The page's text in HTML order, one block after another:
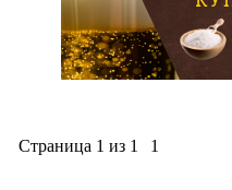
Страница 1 из 1 1